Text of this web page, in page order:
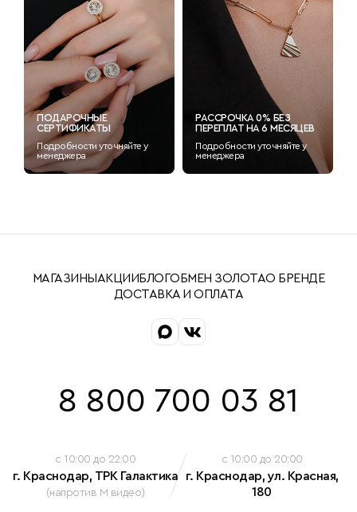
ПОДАРОЧНЫЕ
СЕРТИФИКАТЫ
Подробности уточняйте у
менеджера
РАССРОЧКА 0% БЕЗ
ПЕРЕПЛАТ НА 6 МЕСЯЦЕВ
Подробности уточняйте у
менеджера
МАГАЗИНЫ АКЦИИБЛОГОБМЕН ЗОЛОТАО БРЕНДЕ
ДОСТАВКА И ОПЛАТА
8 800 700 03 81
c 10:00 до 22:00
г. Краснодар, ТРК Галактика
(напротив М видео)
c 10:00 до 20:00
г. Краснодар, ул. Красная,
180